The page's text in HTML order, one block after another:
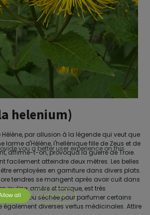
helenium)
par allusion à la légende qui veut que
larme d'Hélène, l'hellénique fille de Zeus et de
affirme-t-on, provoqua la guerre de Troie.
facilement atteindre deux mètres. Les belles
employées en garniture dans divers plats.
tendres se mangent après avoir cuit dans
inuline, amère et tonique, est très
fraîche ou séchée pour parfumer certains
également diverses vertus médicinales. Attire
you a better user experience on this
all Customize